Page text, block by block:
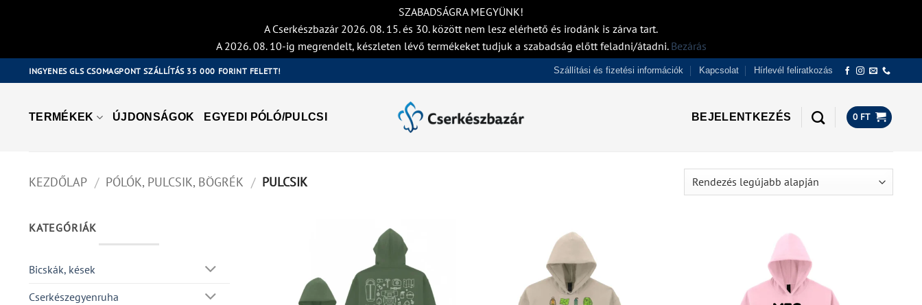
SZABADSÁGRA MEGYÜNK!
A Cserkészbazár 2026. 08. 15. és 30. között nem lesz elérhető és irodánk is zárva tart.
A 2026. 08. 10-ig megrendelt, készleten lévő termékeket tudjuk a szabadság előtt feladni/átadni. Bezárás
to
INGYENES GLS CSOMAGPONT SZÁLLÍTÁS 35 000 FORINT FELETT! Szállítási és fizetési információk Kapcsolat Hírlevél feliratkozás
TERMÉKEK ÚJDONSÁGOK EGYEDI PÓLÓ/PULCSI BEJELENTKEZÉS 0 FT
KEZDŐLAP / PÓLÓK, PULCSIK, BÖGRÉK / PULCSIK
KATEGÓRIÁK
Bicskák, kések
Cserkészegyenruha